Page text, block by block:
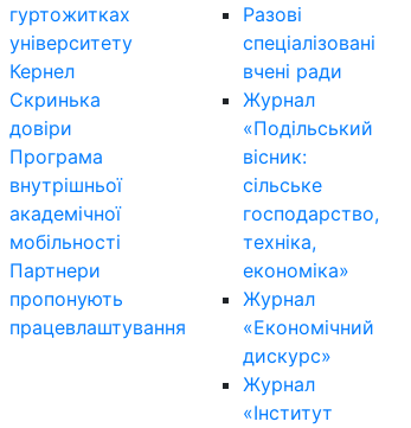
гуртожитках
університету
Кернел
Скринька
довіри
Програма
внутрішньої
академічної
мобільності
Партнери
пропонують
працевлаштування
Разові
спеціалізовані
вчені ради
Журнал
«Подільський
вісник:
сільське
господарство,
техніка,
економіка»
Журнал
«Економічний
дискурс»
Журнал
«Інститут